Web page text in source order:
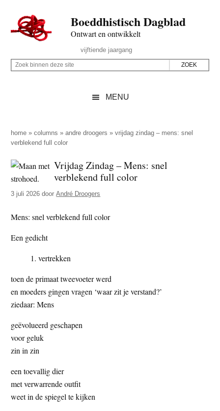
naar
de
inhoud
secondary
naar
de
sidebar
naar
de
Boeddhistisch Dagblad
Ontwart en ontwikkelt
Rechts
vijftiende jaargang
Z
p
d
e
z
e
i
e
Z
i
n
e
n
d
z
s
e
MENU
home »columns »andre droogers »vrijdag zindag – mens: snel
verblekend full color
Vrijdag Zindag – Mens: snel
verblekend full color
3 juli 2026 doorAndré Droogers
Mens: snel verblekend full color
Een gedicht
vertrekken
toen de primaat tweevoeter werd
en moeders gingen vragen ‘waar zit je verstand?’
ziedaar: Mens
geëvolueerd geschapen
voor geluk
zin in zin
een toevallig dier
met verwarrende outfit
weet in de spiegel te kijken